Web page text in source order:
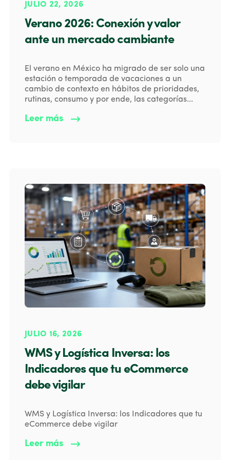
JULIO 22, 2026
Verano 2026: Conexión y valor
ante un mercado cambiante
El verano en México ha migrado de ser solo una
estación o temporada de vacaciones a un
cambio de contexto en hábitos de prioridades,
rutinas, consumo y por ende, las categorías...
Leer más
JULIO 16, 2026
WMS y Logística Inversa: los
Indicadores que tu eCommerce
debe vigilar
WMS y Logística Inversa: los Indicadores que tu
eCommerce debe vigilar
Leer más